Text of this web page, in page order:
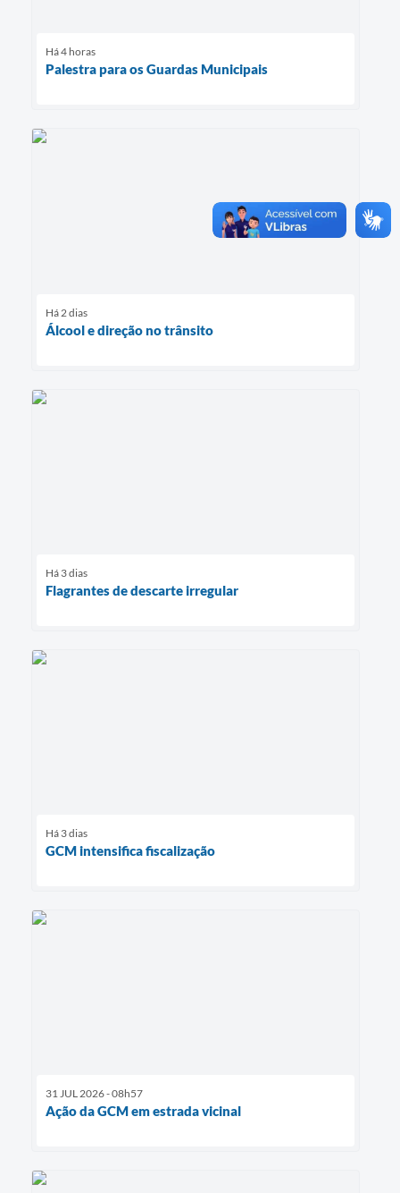
Há 4 horas
Palestra para os Guardas Municipais
Há 2 dias
Álcool e direção no trânsito
Há 3 dias
Flagrantes de descarte irregular
Há 3 dias
GCM intensifica fiscalização
31 JUL 2026 - 08h57
Ação da GCM em estrada vicinal